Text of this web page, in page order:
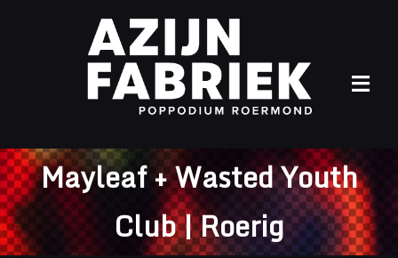
Agenda
Info
Mayleaf + Wasted Youth
Club | Roerig